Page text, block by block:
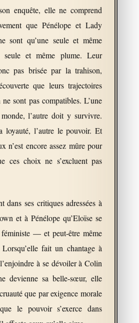
enquête, elle ne comprend
que Pénélope et Lady
sont qu’une seule et même
seule et même plume. Leur
pas brisée par la trahison,
que leurs trajectoires
ne sont pas compatibles. L’une
l’autre doit y survivre.
loyauté, l’autre le pouvoir. Et
n’est encore assez mûre pour
ces choix ne s’excluent pas
dans ses critiques adressées à
et à Pénélope qu’Eloïse se
— et peut-être même
fait un chantage à
à se dévoiler à Colin
devienne sa belle-sœur, elle
que par exigence morale
le pouvoir s’exerce dans